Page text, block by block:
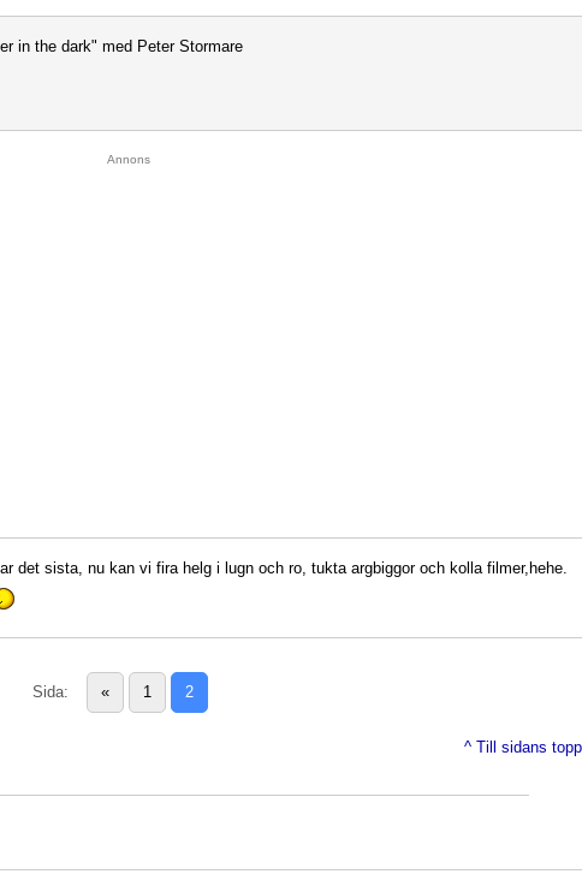
in the dark" med Peter Stormare
Annons
det sista, nu kan vi fira helg i lugn och ro, tukta argbiggor och kolla filmer,hehe.
Sida: « 1 2
^ Till sidans topp